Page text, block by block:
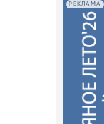
РЕКЛАМА